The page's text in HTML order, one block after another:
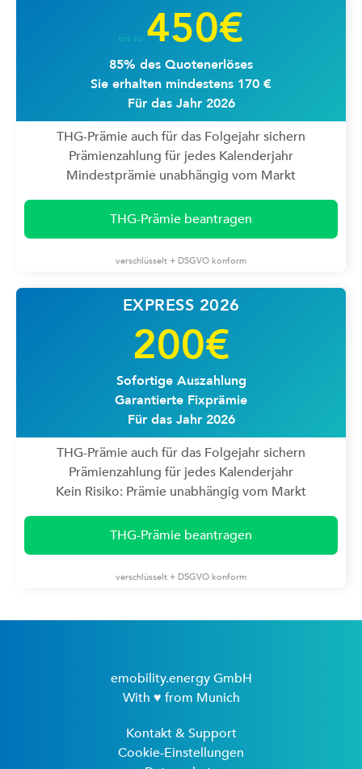
bis zu450€
85% des Quotenerlöses
Sie erhalten mindestens 170 €
Für das Jahr 2026
THG-Prämie auch für das Folgejahr sichern
Prämienzahlung für jedes Kalenderjahr
Mindestprämie unabhängig vom Markt
THG-Prämie beantragen
verschlüsselt + DSGVO konform
EXPRESS 2026
200€
Sofortige Auszahlung
Garantierte Fixprämie
Für das Jahr 2026
THG-Prämie auch für das Folgejahr sichern
Prämienzahlung für jedes Kalenderjahr
Kein Risiko: Prämie unabhängig vom Markt
THG-Prämie beantragen
verschlüsselt + DSGVO konform
emobility.energy GmbH
With ♥ from Munich
Kontakt & Support
Cookie-Einstellungen